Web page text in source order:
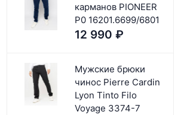
карманов PIONEER
P0 16201.6699/6801
12 990 ₽
Мужские брюки
чинос Pierre Cardin
Lyon Tinto Filo
Voyage 3374-7